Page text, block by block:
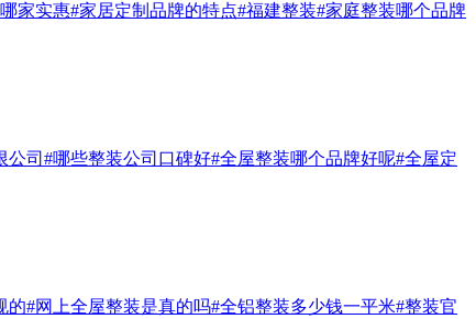
家实惠#家居定制品牌的特点#福建整装#家庭整装哪个品牌
公司 #哪些整装公司口碑好#全屋整装哪个品牌好呢#全屋定
的#网上全屋整装是真的吗#全铝整装多少钱一平米#整装官